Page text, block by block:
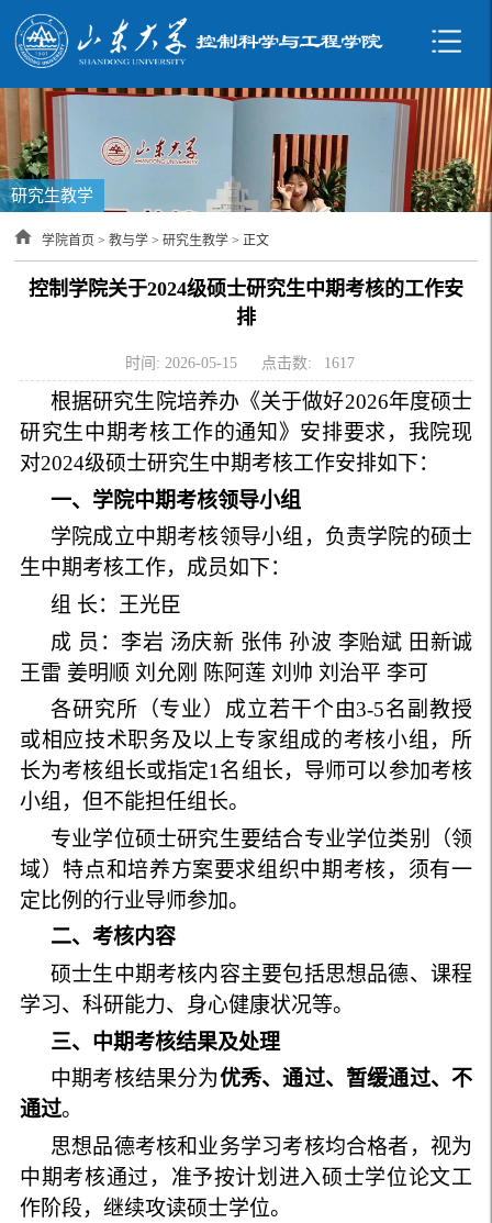
研究生教学
学院首页 >教与学 >研究生教学 > 正文
控制学院关于2024级硕士研究生中期考核的工作安
排
时间: 2026-05-15 点击数: 1617
根据研究生院培养办《关于做好2026年度硕士
研究生中期考核工作的通知》安排要求，我院现
对2024级硕士研究生中期考核工作安排如下：
一、学院中期考核领导小组
学院成立中期考核领导小组，负责学院的硕士
生中期考核工作，成员如下：
组 长：王光臣
成 员：李岩 汤庆新 张伟 孙波 李贻斌 田新诚
王雷 姜明顺 刘允刚 陈阿莲 刘帅 刘治平 李可
各研究所（专业）成立若干个由3-5名副教授
或相应技术职务及以上专家组成的考核小组，所
长为考核组长或指定1名组长，导师可以参加考核
小组，但不能担任组长。
专业学位硕士研究生要结合专业学位类别（领
域）特点和培养方案要求组织中期考核，须有一
定比例的行业导师参加。
二、考核内容
硕士生中期考核内容主要包括思想品德、课程
学习、科研能力、身心健康状况等。
三、中期考核结果及处理
中期考核结果分为优秀、通过、暂缓通过、不
通过。
思想品德考核和业务学习考核均合格者，视为
中期考核通过，准予按计划进入硕士学位论文工
作阶段，继续攻读硕士学位。